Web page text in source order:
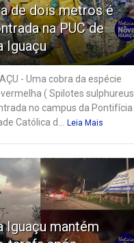
de dois metros é
na PUC de
Iguaçu
- Uma cobra da espécie
( Spilotes sulphureus
no campus da Pontifícia
Católica d...
Leia Mais
Iguaçu mantém